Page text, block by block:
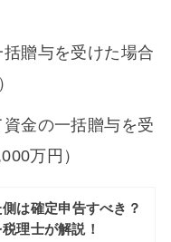
贈与を受けた場合
金の一括贈与を受
万円）
は確定申告すべき？
理士が解説！